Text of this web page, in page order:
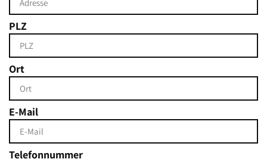
PLZ
Ort
E-Mail
Telefonnummer